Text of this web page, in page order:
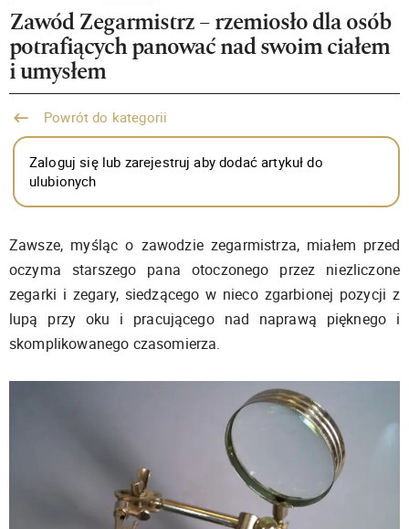
Zawód Zegarmistrz – rzemiosło dla osób
potrafiących panować nad swoim ciałem
i umysłem
Powrót do kategorii
Zaloguj się lub zarejestruj aby dodać artykuł do
ulubionych
Zawsze, myśląc o zawodzie zegarmistrza, miałem przed
oczyma starszego pana otoczonego przez niezliczone
zegarki i zegary, siedzącego w nieco zgarbionej pozycji z
lupą przy oku i pracującego nad naprawą pięknego i
skomplikowanego czasomierza.